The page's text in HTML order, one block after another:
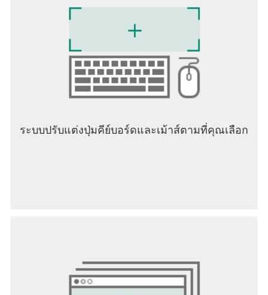
ระบบปรับแต่งปุ่มคีย์บอร์ดและเม้าส์ตามที่คุณเลือก